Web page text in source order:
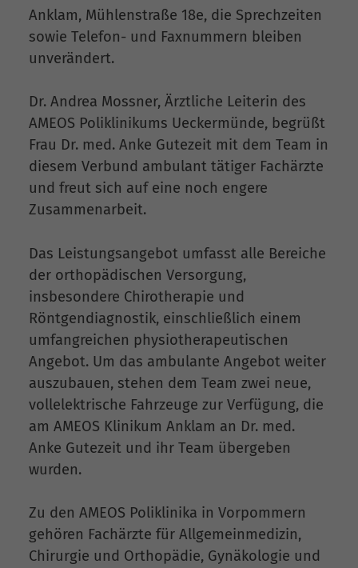
Anklam, Mühlenstraße 18e, die Sprechzeiten
sowie Telefon- und Faxnummern bleiben
unverändert.
Dr. Andrea Mossner, Ärztliche Leiterin des
AMEOS Poliklinikums Ueckermünde, begrüßt
Frau Dr. med. Anke Gutezeit mit dem Team in
diesem Verbund ambulant tätiger Fachärzte
und freut sich auf eine noch engere
Zusammenarbeit.
Das Leistungsangebot umfasst alle Bereiche
der orthopädischen Versorgung,
insbesondere Chirotherapie und
Röntgendiagnostik, einschließlich einem
umfangreichen physiotherapeutischen
Angebot. Um das ambulante Angebot weiter
auszubauen, stehen dem Team zwei neue,
vollelektrische Fahrzeuge zur Verfügung, die
am AMEOS Klinikum Anklam an Dr. med.
Anke Gutezeit und ihr Team übergeben
wurden.
Zu den AMEOS Poliklinika in Vorpommern
gehören Fachärzte für Allgemeinmedizin,
Chirurgie und Orthopädie, Gynäkologie und